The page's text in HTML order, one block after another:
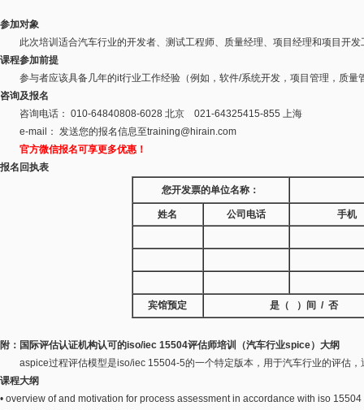
参加对象
此次培训适合汽车行业的开发者、测试工程师、质量经理、项目经理和项目开发
课程参加前提
参与者应该具备几年的it行业工作经验（例如，软件/系统开发，项目管理，质量
咨询及报名
咨询电话： 010-64840808-6028 北京 021-64325415-855 上海
e-mail： 发送您的报名信息至training@hirain.com
官方微信报名可享更多优惠！
报名回执表
您开发票的单位名称：
姓名 公司电话 手机
宾馆预定 是（ ）间 / 否
附：国际评估认证机构认可的iso/iec 15504评估师培训（汽车行业spice）大纲
aspice过程评估模型是iso/iec 15504-5的一个特定版本，用于汽车行业的评估，
课程大纲
• overview of and motivation for process assessment in accordance with iso 15504